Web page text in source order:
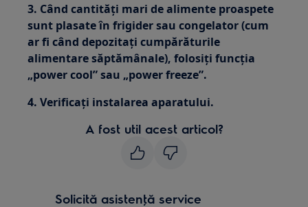
3. Când cantități mari de alimente proaspete
sunt plasate în frigider sau congelator (cum
ar fi când depozitați cumpărăturile
alimentare săptămânale), folosiți funcția
„power cool” sau „power freeze”.
4. Verificați instalarea aparatului.
A fost util acest articol?
Solicită asistenţă service